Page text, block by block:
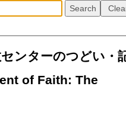
ンターのつどい・
of Faith: The